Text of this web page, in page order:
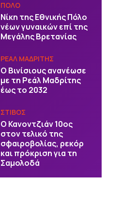
ΠΟΛΟ
Νίκη της Εθνικής Πόλο
νέων γυναικών επί της
Μεγάλης Βρετανίας
ΡΕΑΛ ΜΑΔΡΙΤΗΣ
Ο Βινίσιους ανανέωσε
με τη Ρεάλ Μαδρίτης
έως το 2032
ΣΤΙΒΟΣ
Ο Κανοντζιάν 10ος
στον τελικό της
σφαιροβολίας, ρεκόρ
και πρόκριση για τη
Σαμολοδά